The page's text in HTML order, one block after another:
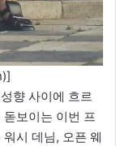
향 사이에 흐르
보이는 이번 프
시 데님, 오픈 웨